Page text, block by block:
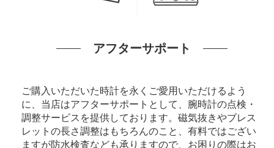
アフターサポート
ご購入いただいた時計を永くご愛用いただけるよう
に、当店はアフターサポートとして、腕時計の点検・
調整サービスを提供しております。磁気抜きやブレス
レットの長さ調整はもちろんのこと、有料ではござい
ますが防水検査なども承りますので、お困りの際はお